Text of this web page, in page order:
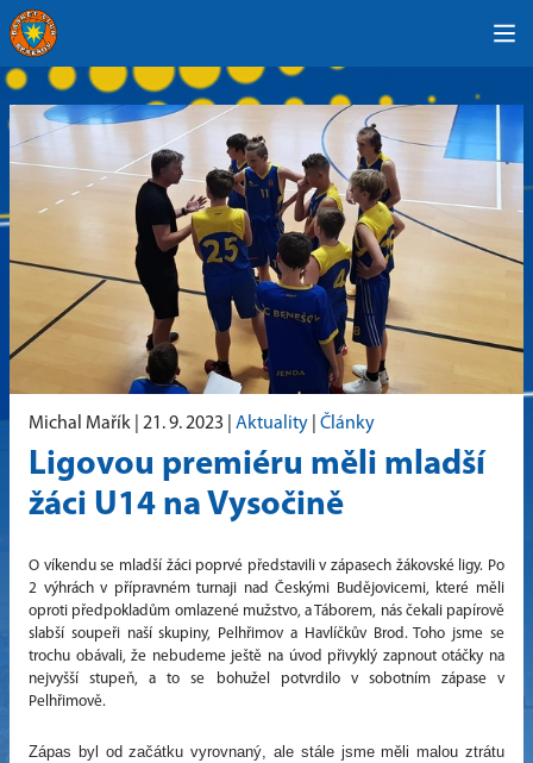
Michal Mařík | 21. 9. 2023 Aktuality Články
Ligovou premiéru měli mladší
žáci U14 na Vysočině
O víkendu se mladší žáci poprvé představili v zápasech žákovské ligy. Po
2 výhrách v přípravném turnaji nad Českými Budějovicemi, které měli
oproti předpokladům omlazené mužstvo, a Táborem, nás čekali papírově
slabší soupeři naší skupiny, Pelhřimov a Havlíčkův Brod. Toho jsme se
trochu obávali, že nebudeme ještě na úvod přivyklý zapnout otáčky na
nejvyšší stupeň, a to se bohužel potvrdilo v sobotním zápase v
Pelhřimově.
Zápas byl od začátku vyrovnaný, ale stále jsme měli malou ztrátu